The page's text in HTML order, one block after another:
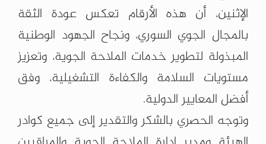
الإثنين، أن هذه ‏الأرقام تعكس عودة الثقة
بالمجال الجوي السوري، ونجاح الجهود ‏الوطنية
المبذولة لتطوير خدمات الملاحة الجوية، وتعزيز
مستويات ‏السلامة والكفاءة التشغيلية، وفق
أفضل المعايير الدولية‎.‎
وتوجه الحصري بالشكر والتقدير إلى جميع كوادر